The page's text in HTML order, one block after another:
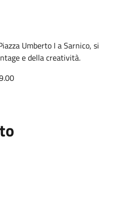
Umberto I a Sarnico, si
e della creatività.